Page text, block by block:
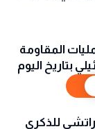
المقاومة
بتاريخ اليوم
للذكرى